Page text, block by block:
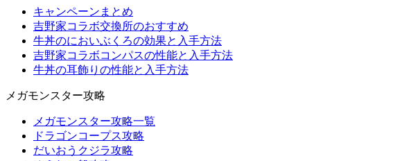
キャンペーンまとめ
吉野家コラボ交換所のおすすめ
牛丼のにおいぶくろの効果と入手方法
吉野家コラボコンパスの性能と入手方法
牛丼の耳飾りの性能と入手方法
メガモンスター攻略
メガモンスター攻略一覧
ドラゴンコープス攻略
だいおうクジラ攻略